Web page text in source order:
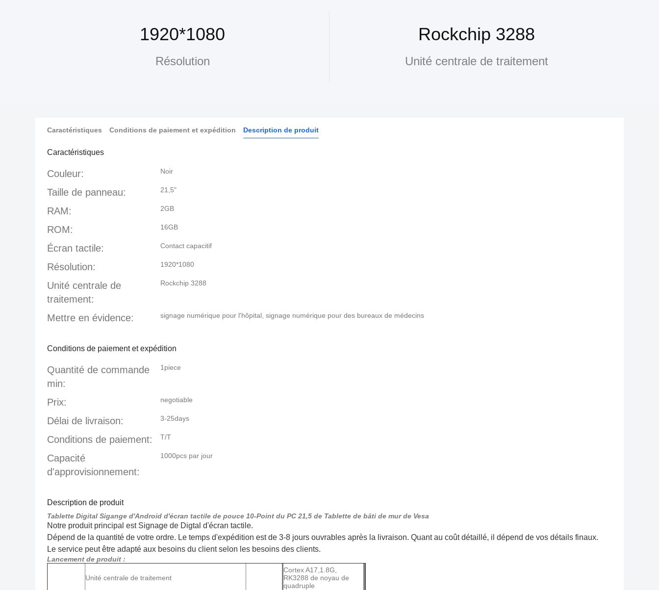
1920*1080
Résolution
Rockchip 3288
Unité centrale de traitement
Caractéristiques Conditions de paiement et expédition Description de produit
Caractéristiques
Couleur: Noir
Taille de panneau: 21,5"
RAM: 2GB
ROM: 16GB
Écran tactile: Contact capacitif
Résolution: 1920*1080
Unité centrale de
traitement:
Rockchip 3288
Mettre en évidence: signage numérique pour l'hôpital signage numérique pour des bureaux de médecins
Conditions de paiement et expédition
Quantité de commande
min:
1piece
Prix: negotiable
Délai de livraison: 3-25days
Conditions de paiement: T/T
Capacité
d'approvisionnement:
1000pcs par jour
Description de produit
Tablette Digital Sigange d'Android d'écran tactile de pouce 10-Point du PC 21,5 de Tablette de bâti de mur de Vesa
Notre produit principal est Signage de Digtal d'écran tactile.
Dépend de la quantité de votre ordre. Le temps d'expédition est de 3-8 jours ouvrables après la livraison. Quant au coût détaillé, il dépend de vos détails finaux.
Le service peut être adapté aux besoins du client selon les besoins des clients.
Lancement de produit :
Unité centrale de traitement
Cortex A17,1.8G,
RK3288 de noyau de
quadruple